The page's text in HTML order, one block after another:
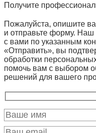
Получите
Пожалуйста, опишите
и отправьте форму.
с вами по указанным
«Отправить», вы
обработки
помочь вам с выбором
решений для вашего